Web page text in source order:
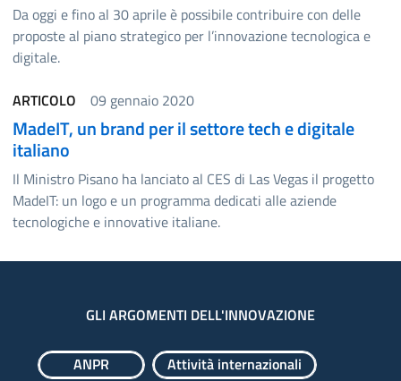
Da oggi e fino al 30 aprile è possibile contribuire con delle
proposte al piano strategico per l’innovazione tecnologica e
digitale.
ARTICOLO
09 gennaio 2020
MadeIT, un brand per il settore tech e digitale
italiano
Il Ministro Pisano ha lanciato al CES di Las Vegas il progetto
MadeIT: un logo e un programma dedicati alle aziende
tecnologiche e innovative italiane.
GLI ARGOMENTI DELL'INNOVAZIONE
ANPR
Attività internazionali